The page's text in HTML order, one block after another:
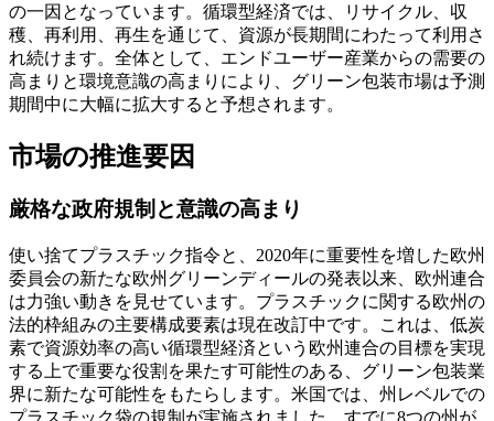
の一因となっています。循環型経済では、リサイクル、収
穫、再利用、再生を通じて、資源が長期間にわたって利用さ
れ続けます。全体として、エンドユーザー産業からの需要の
高まりと環境意識の高まりにより、グリーン包装市場は予測
期間中に大幅に拡大すると予想されます。
市場の推進要因
厳格な政府規制と意識の高まり
使い捨てプラスチック指令と、2020年に重要性を増した欧州
委員会の新たな欧州グリーンディールの発表以来、欧州連合
は力強い動きを見せています。プラスチックに関する欧州の
法的枠組みの主要構成要素は現在改訂中です。これは、低炭
素で資源効率の高い循環型経済という欧州連合の目標を実現
する上で重要な役割を果たす可能性のある、グリーン包装業
界に新たな可能性をもたらします。米国では、州レベルでの